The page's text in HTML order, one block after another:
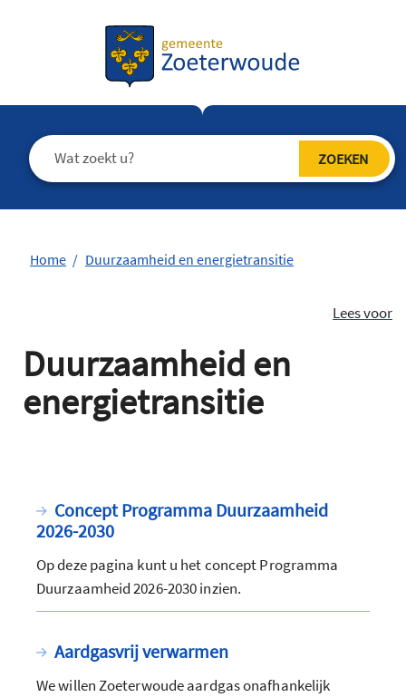
Home Duurzaamheid en energietransitie
Lees voor
Duurzaamheid en
energietransitie
Concept Programma Duurzaamheid
2026-2030
Op deze pagina kunt u het concept Programma
Duurzaamheid 2026-2030 inzien.
Aardgasvrij verwarmen
We willen Zoeterwoude aardgas onafhankelijk